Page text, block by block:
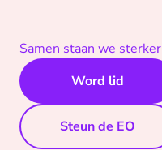
Samen staan we sterker
Word lid
Steun de EO